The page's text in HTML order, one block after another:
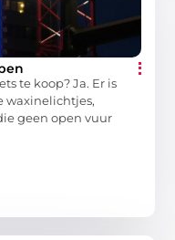
te koop? Ja. Er is
waxinelichtjes,
geen open vuur